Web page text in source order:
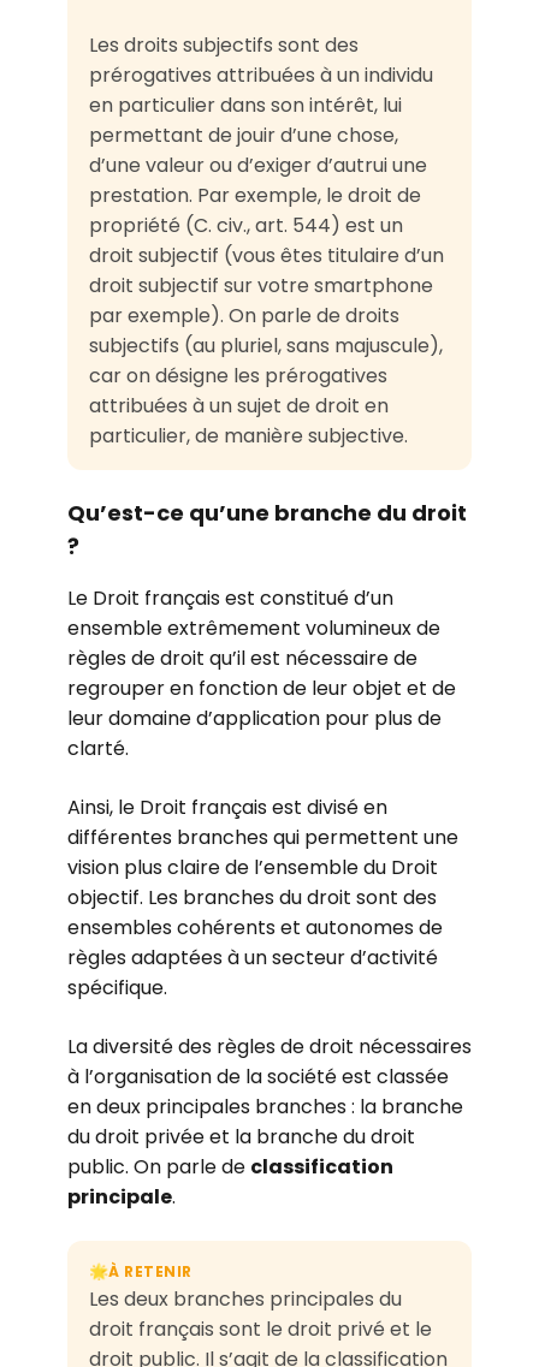
Les droits subjectifs sont des
prérogatives attribuées à un individu
en particulier dans son intérêt, lui
permettant de jouir d’une chose,
d’une valeur ou d’exiger d’autrui une
prestation. Par exemple, le droit de
propriété (C. civ., art. 544) est un
droit subjectif (vous êtes titulaire d’un
droit subjectif sur votre smartphone
par exemple). On parle de droits
subjectifs (au pluriel, sans majuscule),
car on désigne les prérogatives
attribuées à un sujet de droit en
particulier, de manière subjective.
Qu’est-ce qu’une branche du droit
?
Le Droit français est constitué d’un
ensemble extrêmement volumineux de
règles de droit qu’il est nécessaire de
regrouper en fonction de leur objet et de
leur domaine d’application pour plus de
clarté.
Ainsi, le Droit français est divisé en
différentes branches qui permettent une
vision plus claire de l’ensemble du Droit
objectif. Les branches du droit sont des
ensembles cohérents et autonomes de
règles adaptées à un secteur d’activité
spécifique.
La diversité des règles de droit nécessaires
à l’organisation de la société est classée
en deux principales branches : la branche
du droit privée et la branche du droit
public. On parle de classification
principale.
🌟À RETENIR
Les deux branches principales du
droit français sont le droit privé et le
droit public. Il s’agit de la classification